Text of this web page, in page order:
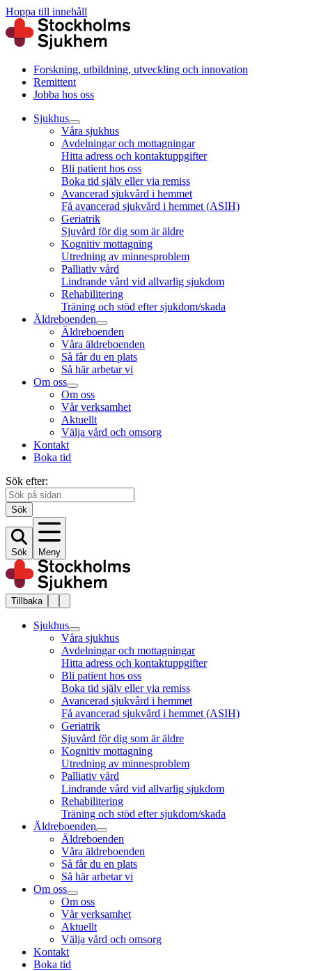
Hoppa till innehåll
Forskning, utbildning, utveckling och innovation
Remittent
Jobba hos oss
Sjukhus
Våra sjukhus
Avdelningar och mottagningar
Hitta adress och kontaktuppgifter
Bli patient hos oss
Boka tid själv eller via remiss
Avancerad sjukvård i hemmet
Få avancerad sjukvård i hemmet (ASIH)
Geriatrik
Sjuvård för dig som är äldre
Kognitiv mottagning
Utredning av minnesproblem
Palliativ vård
Lindrande vård vid allvarlig sjukdom
Rehabilitering
Träning och stöd efter sjukdom/skada
Äldreboenden
Äldreboenden
Våra äldreboenden
Så får du en plats
Så här arbetar vi
Om oss
Om oss
Vår verksamhet
Aktuellt
Välja vård och omsorg
Kontakt
Boka tid
Sök efter:
Sök
Sök Meny
Tillbaka
Sjukhus
Våra sjukhus
Avdelningar och mottagningar
Hitta adress och kontaktuppgifter
Bli patient hos oss
Boka tid själv eller via remiss
Avancerad sjukvård i hemmet
Få avancerad sjukvård i hemmet (ASIH)
Geriatrik
Sjuvård för dig som är äldre
Kognitiv mottagning
Utredning av minnesproblem
Palliativ vård
Lindrande vård vid allvarlig sjukdom
Rehabilitering
Träning och stöd efter sjukdom/skada
Äldreboenden
Äldreboenden
Våra äldreboenden
Så får du en plats
Så här arbetar vi
Om oss
Om oss
Vår verksamhet
Aktuellt
Välja vård och omsorg
Kontakt
Boka tid